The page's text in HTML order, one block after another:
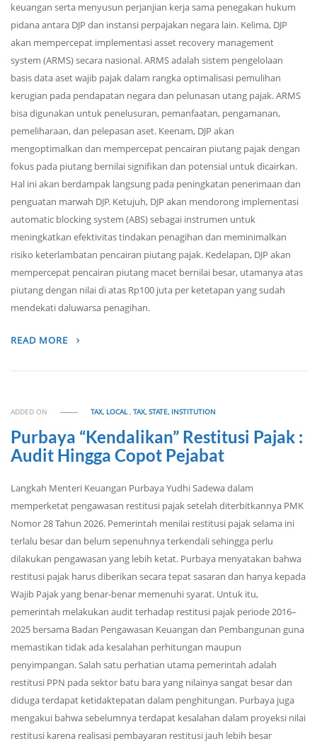
keuangan serta menyusun perjanjian kerja sama penegakan hukum
pidana antara DJP dan instansi perpajakan negara lain. Kelima, DJP
akan mempercepat implementasi asset recovery management
system (ARMS) secara nasional. ARMS adalah sistem pengelolaan
basis data aset wajib pajak dalam rangka optimalisasi pemulihan
kerugian pada pendapatan negara dan pelunasan utang pajak. ARMS
bisa digunakan untuk penelusuran, pemanfaatan, pengamanan,
pemeliharaan, dan pelepasan aset. Keenam, DJP akan
mengoptimalkan dan mempercepat pencairan piutang pajak dengan
fokus pada piutang bernilai signifikan dan potensial untuk dicairkan.
Hal ini akan berdampak langsung pada peningkatan penerimaan dan
penguatan marwah DJP. Ketujuh, DJP akan mendorong implementasi
automatic blocking system (ABS) sebagai instrumen untuk
meningkatkan efektivitas tindakan penagihan dan meminimalkan
risiko keterlambatan pencairan piutang pajak. Kedelapan, DJP akan
mempercepat pencairan piutang macet bernilai besar, utamanya atas
piutang dengan nilai di atas Rp100 juta per ketetapan yang sudah
mendekati daluwarsa penagihan.
READ MORE
ADDED ON TAX, LOCAL,TAX, STATE, INSTITUTION
Purbaya “Kendalikan” Restitusi Pajak :
Audit Hingga Copot Pejabat
Langkah Menteri Keuangan Purbaya Yudhi Sadewa dalam
memperketat pengawasan restitusi pajak setelah diterbitkannya PMK
Nomor 28 Tahun 2026. Pemerintah menilai restitusi pajak selama ini
terlalu besar dan belum sepenuhnya terkendali sehingga perlu
dilakukan pengawasan yang lebih ketat. Purbaya menyatakan bahwa
restitusi pajak harus diberikan secara tepat sasaran dan hanya kepada
Wajib Pajak yang benar-benar memenuhi syarat. Untuk itu,
pemerintah melakukan audit terhadap restitusi pajak periode 2016–
2025 bersama Badan Pengawasan Keuangan dan Pembangunan guna
memastikan tidak ada kesalahan perhitungan maupun
penyimpangan. Salah satu perhatian utama pemerintah adalah
restitusi PPN pada sektor batu bara yang nilainya sangat besar dan
diduga terdapat ketidaktepatan dalam penghitungan. Purbaya juga
mengakui bahwa sebelumnya terdapat kesalahan dalam proyeksi nilai
restitusi karena realisasi pembayaran restitusi jauh lebih besar